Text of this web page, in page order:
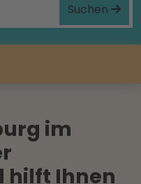
Suchen
im
hilft Ihnen